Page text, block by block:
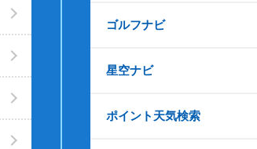
ゴルフナビ
星空ナビ
ポイント天気検索